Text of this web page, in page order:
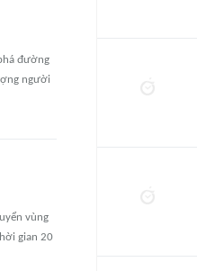
đường
người
vùng
gian 20